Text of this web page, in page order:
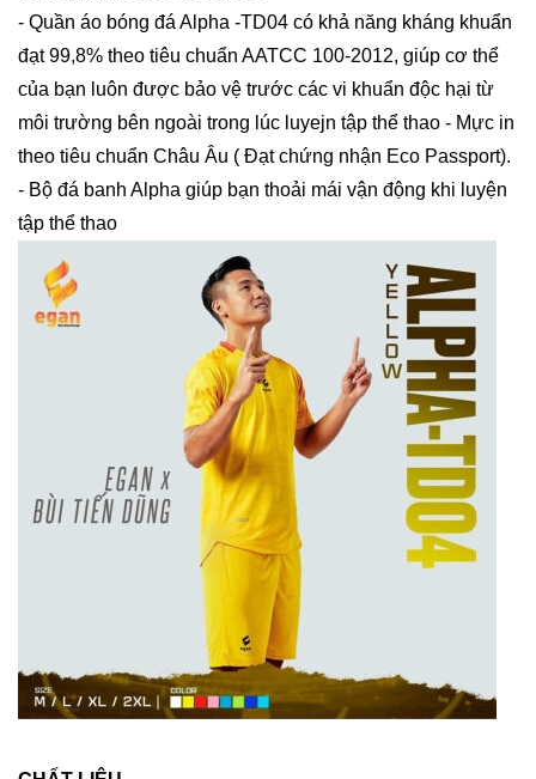
- Quần áo bóng đá Alpha -TD04 có khả năng kháng khuẩn
đạt 99,8% theo tiêu chuẩn AATCC 100-2012, giúp cơ thể
của bạn luôn được bảo vệ trước các vi khuẩn độc hại từ
môi trường bên ngoài trong lúc luyejn tập thể thao - Mực in
theo tiêu chuẩn Châu Âu ( Đạt chứng nhận Eco Passport).
- Bộ đá banh Alpha giúp bạn thoải mái vận động khi luyện
tập thể thao